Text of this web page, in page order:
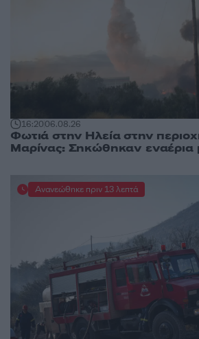
16:2006.08.26
Φωτιά στην Ηλεία στην
Μαρίνας: Σηκώθηκαν εναέρια
Ανανεώθηκε πριν 13 λεπτά